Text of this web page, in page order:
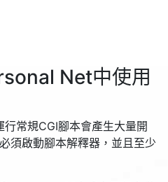
Net中使用
常規CGI腳本會產生大量開
須啟動腳本解釋器，並且至少